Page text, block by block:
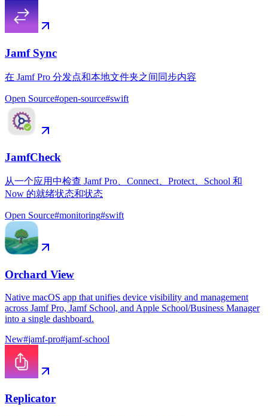
Jamf Sync
在 Jamf Pro 分发点和本地文件夹之间同步内容
Open Source#open-source#swift
JamfCheck
从一个应用中检查 Jamf Pro、Connect、Protect、School 和
Now 的就绪状态和状态
Open Source#monitoring#swift
Orchard View
Native macOS app that unifies device visibility and management
across Jamf Pro, Jamf School, and Apple School/Business Manager
into a single dashboard.
New#jamf-pro#jamf-school
Replicator